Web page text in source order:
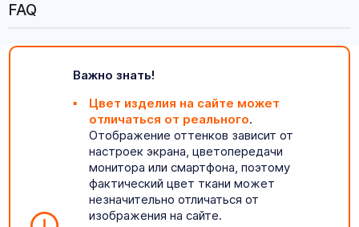
FAQ
Важно знать!
Цвет изделия на сайте может
отличаться от реального.
Отображение оттенков зависит от
настроек экрана, цветопередачи
монитора или смартфона, поэтому
фактический цвет ткани может
незначительно отличаться от
изображения на сайте.